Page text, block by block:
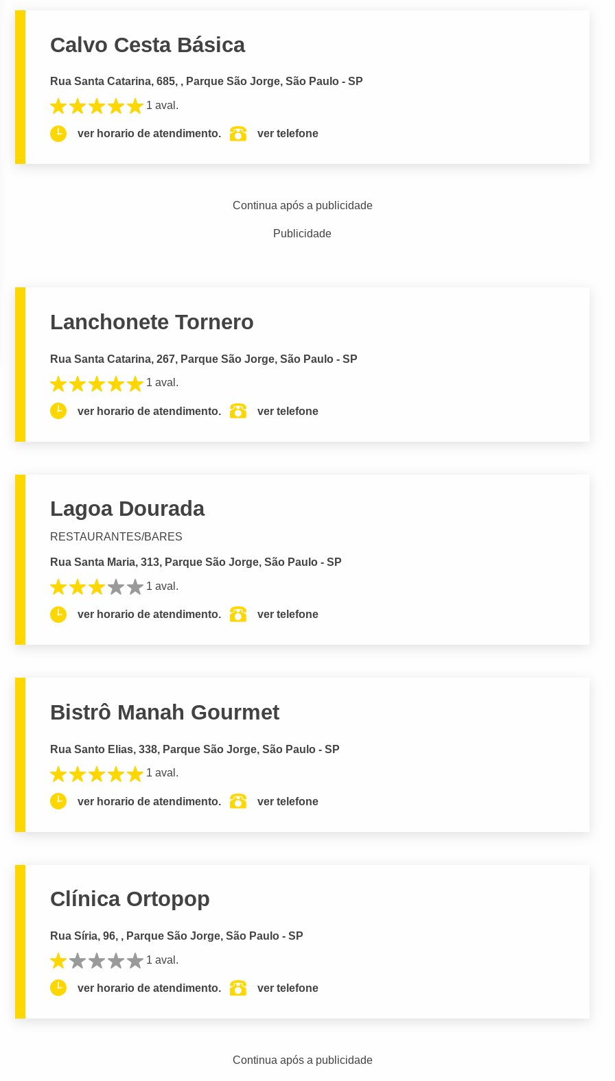
Calvo Cesta Básica
Rua Santa Catarina, 685, , Parque São Jorge, São Paulo - SP
1 aval.
ver horario de atendimento. ver telefone
Continua após a publicidade
Publicidade
Lanchonete Tornero
Rua Santa Catarina, 267, Parque São Jorge, São Paulo - SP
1 aval.
ver horario de atendimento. ver telefone
Lagoa Dourada
RESTAURANTES/BARES
Rua Santa Maria, 313, Parque São Jorge, São Paulo - SP
1 aval.
ver horario de atendimento. ver telefone
Bistrô Manah Gourmet
Rua Santo Elias, 338, Parque São Jorge, São Paulo - SP
1 aval.
ver horario de atendimento. ver telefone
Clínica Ortopop
Rua Síria, 96, , Parque São Jorge, São Paulo - SP
1 aval.
ver horario de atendimento. ver telefone
Continua após a publicidade